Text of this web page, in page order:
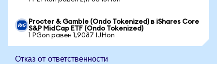
Procter & Gamble (Ondo Tokenized) в iShares Core
S&P MidCap ETF (Ondo Tokenized)
1 PGon равен 1,9087 IJHon
Отказ от ответственности